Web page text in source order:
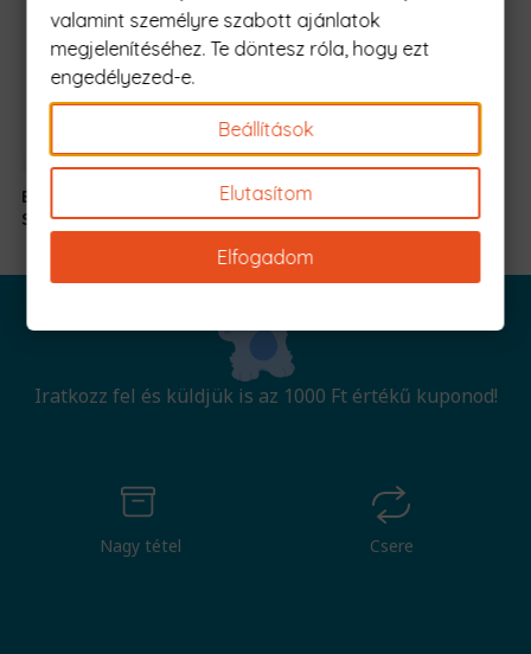
Barkács
Szabály
5990 Ft-
tól
Iratkozz fel és küldjük is az 1000 Ft értékű kuponod!
Nagy tétel Csere
valamint személyre szabott ajánlatok
megjelenítéséhez. Te döntesz róla, hogy ezt
engedélyezed-e.
Beállítások
Elutasítom
Elfogadom